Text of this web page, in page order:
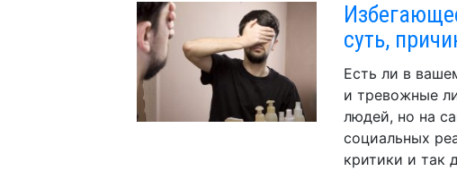
суть,
Есть ли в
и тревожные
людей, но на
социальных
критики и так